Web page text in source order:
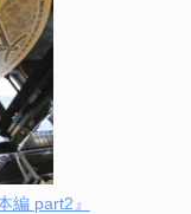
編 part2』